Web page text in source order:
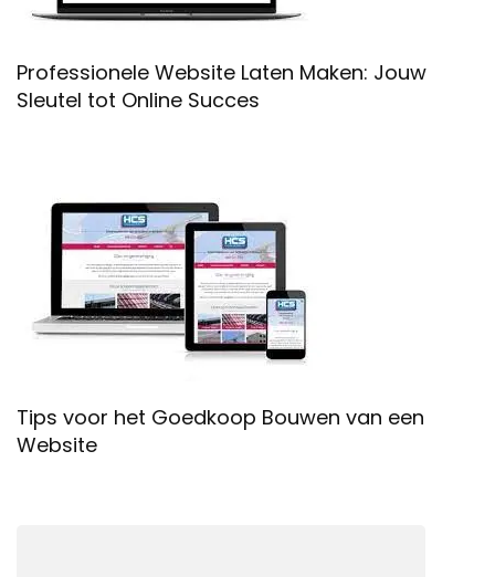
Professionele Website Laten Maken: Jouw
Sleutel tot Online Succes
Tips voor het Goedkoop Bouwen van een
Website